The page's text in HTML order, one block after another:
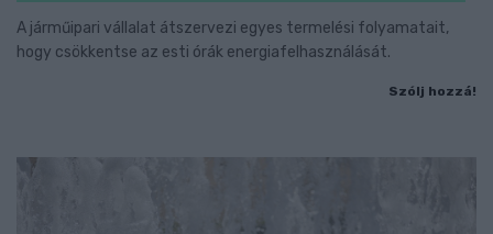
A járműipari vállalat átszervezi egyes termelési folyamatait,
hogy csökkentse az esti órák energiafelhasználását.
Szólj hozzá!